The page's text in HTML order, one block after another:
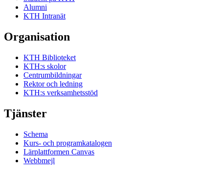
Alumni
KTH Intranät
Organisation
KTH Biblioteket
KTH:s skolor
Centrumbildningar
Rektor och ledning
KTH:s verksamhetsstöd
Tjänster
Schema
Kurs- och programkatalogen
Lärplattformen Canvas
Webbmejl